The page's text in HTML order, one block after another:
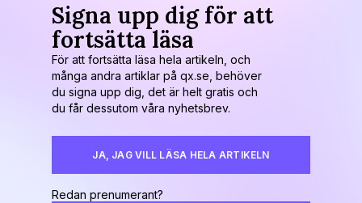
Signa upp dig för att
fortsätta läsa
För att fortsätta läsa hela artikeln, och
många andra artiklar på qx.se, behöver
du signa upp dig, det är helt gratis och
du får dessutom våra nyhetsbrev.
JA, JAG VILL LÄSA HELA ARTIKELN
Redan prenumerant?